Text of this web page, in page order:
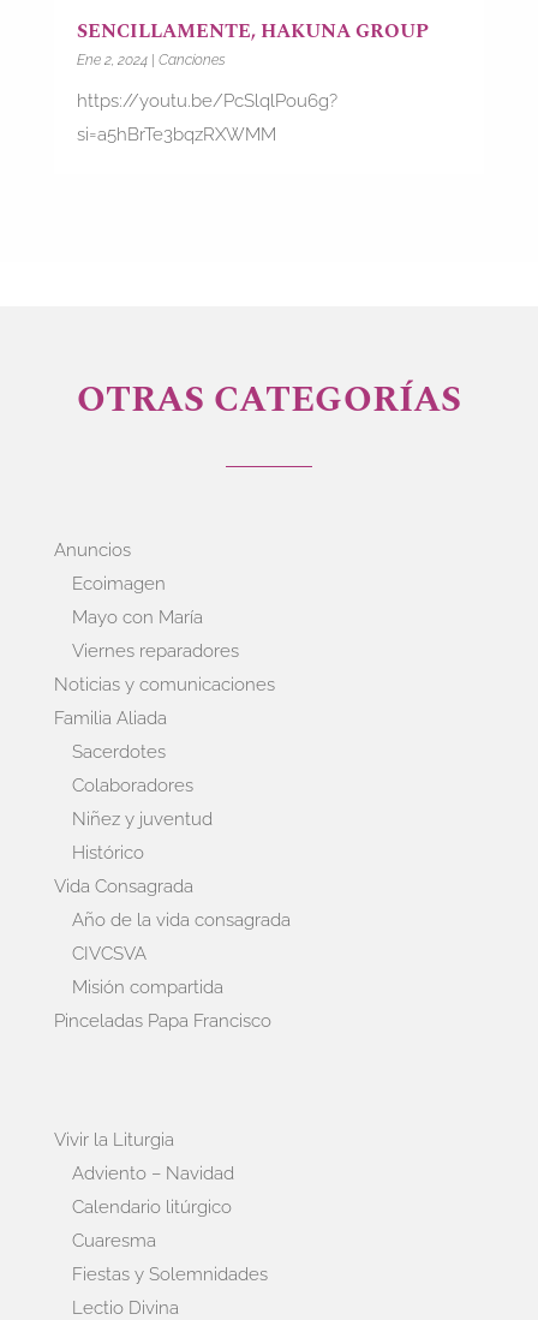
SENCILLAMENTE, HAKUNA GROUP
Ene 2, 2024| Canciones
https://youtu.be/PcSlqlPou6g?
si=a5hBrTe3bqzRXWMM
OTRAS CATEGORÍAS
Anuncios
Ecoimagen
Mayo con María
Viernes reparadores
Noticias y comunicaciones
Familia Aliada
Sacerdotes
Colaboradores
Niñez y juventud
Histórico
Vida Consagrada
Año de la vida consagrada
CIVCSVA
Misión compartida
Pinceladas Papa Francisco
Vivir la Liturgia
Adviento – Navidad
Calendario litúrgico
Cuaresma
Fiestas y Solemnidades
Lectio Divina